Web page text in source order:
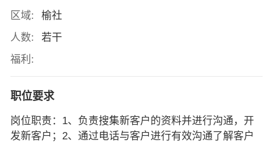
区域:
榆社
人数:
若干
福利:
职位要求
岗位职责：1、负责搜集新客户的资料并进行沟通，开
发新客户；2、通过电话与客户进行有效沟通了解客户